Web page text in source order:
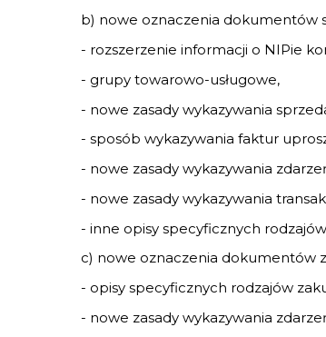
b) nowe oznaczenia dokumentów
- rozszerzenie informacji o NIPie
- grupy towarowo-usługowe,
- nowe zasady wykazywania
- sposób wykazywania faktur
- nowe zasady wykazywania
- nowe zasady wykazywania
- inne opisy specyficznych
c) nowe oznaczenia dokumentów
- opisy specyficznych rodzajów
- nowe zasady wykazywania